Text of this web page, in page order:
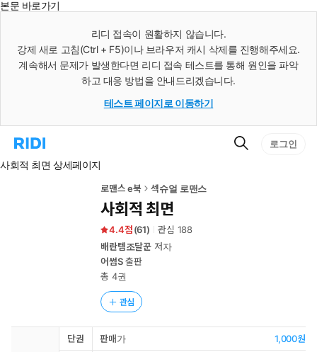
본문 바로가기
리디 접속이 원활하지 않습니다.
강제 새로 고침(Ctrl + F5)이나 브라우저 캐시 삭제를 진행해주세요.
계속해서 문제가 발생한다면 리디 접속 테스트를 통해 원인을 파악
하고 대응 방법을 안내드리겠습니다.
테스트 페이지로 이동하기
리
홈
검
로그인
사회적 최면 상세페이지
로맨스 e북 섹슈얼 로맨스
사회적 최면
4.4 (61) 관심 188
배란템조달꾼 저자
어썸S출판
총 4권
관심
단권 판매가 1,000원